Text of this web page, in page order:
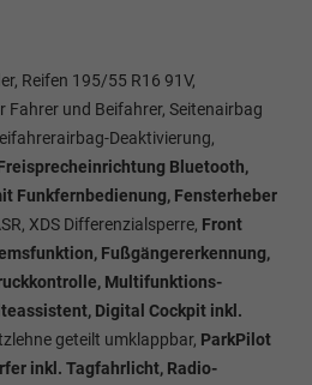
Reifen 195/55 R16 91V,
und Beifahrer, Seitenairbag
Deaktivierung,
Bluetooth,
Funkfernbedienung, Fensterheber
XDS Differenzialsperre, Front
Fußgängererkennung,
Multifunktions-
Digital Cockpit inkl.
geteilt umklappbar, ParkPilot
inkl. Tagfahrlicht, Radio-